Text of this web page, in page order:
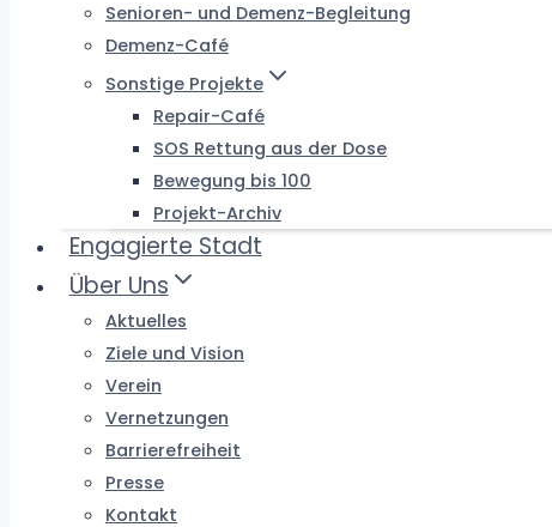
Senioren- und Demenz-Begleitung
Demenz-Café
Sonstige Projekte
Repair-Café
SOS Rettung aus der Dose
Bewegung bis 100
Projekt-Archiv
Engagierte Stadt
Über Uns
Aktuelles
Ziele und Vision
Verein
Vernetzungen
Barrierefreiheit
Presse
Kontakt